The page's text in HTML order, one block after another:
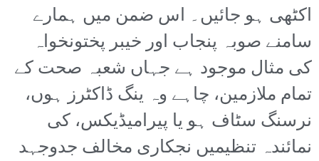
اکٹھی ہو جائیں۔ اس ضمن میں ہمارے
سامنے صوبہ پنجاب اور خیبر پختونخواہ
کی مثال موجود ہے جہاں شعبہ صحت کے
تمام ملازمین، چاہے وہ ینگ ڈاکٹرز ہوں،
نرسنگ سٹاف ہو یا پیرامیڈیکس، کی
نمائندہ تنظیمیں نجکاری مخالف جدوجہد